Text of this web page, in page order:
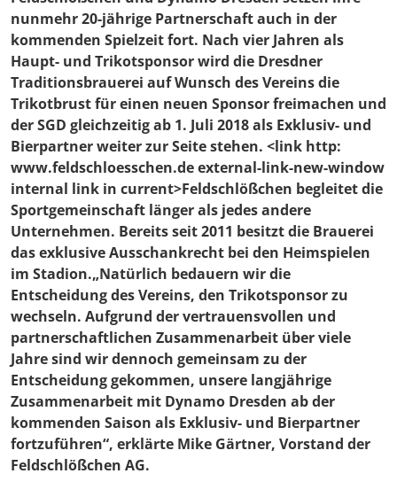
nunmehr 20-jährige Partnerschaft auch in der
kommenden Spielzeit fort. Nach vier Jahren als
Haupt- und Trikotsponsor wird die Dresdner
Traditionsbrauerei auf Wunsch des Vereins die
Trikotbrust für einen neuen Sponsor freimachen und
der SGD gleichzeitig ab 1. Juli 2018 als Exklusiv- und
Bierpartner weiter zur Seite stehen. <link http:
www.feldschloesschen.de external-link-new-window
internal link in current>Feldschlößchen begleitet die
Sportgemeinschaft länger als jedes andere
Unternehmen. Bereits seit 2011 besitzt die Brauerei
das exklusive Ausschankrecht bei den Heimspielen
im Stadion.„Natürlich bedauern wir die
Entscheidung des Vereins, den Trikotsponsor zu
wechseln. Aufgrund der vertrauensvollen und
partnerschaftlichen Zusammenarbeit über viele
Jahre sind wir dennoch gemeinsam zu der
Entscheidung gekommen, unsere langjährige
Zusammenarbeit mit Dynamo Dresden ab der
kommenden Saison als Exklusiv- und Bierpartner
fortzuführen“, erklärte Mike Gärtner, Vorstand der
Feldschlößchen AG.